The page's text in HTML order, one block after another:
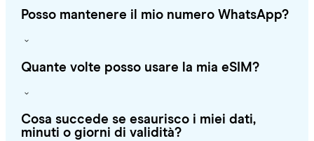
Posso mantenere il mio numero WhatsApp?
Quante volte posso usare la mia eSIM?
Cosa succede se esaurisco i miei dati,
minuti o giorni di validità?